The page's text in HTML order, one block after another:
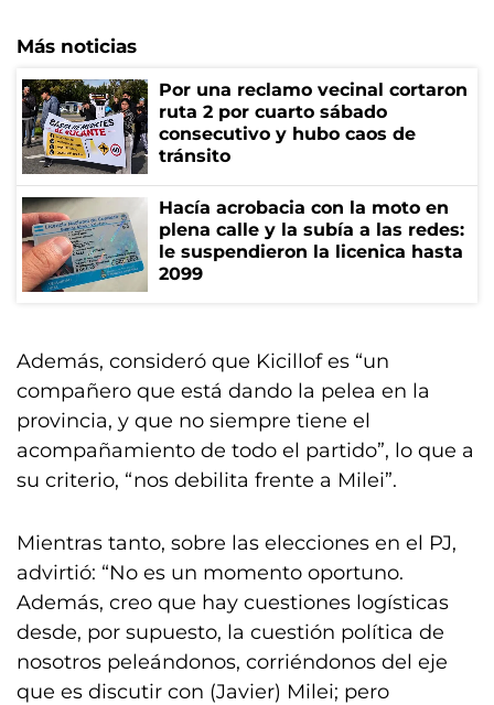
Más noticias
Por una reclamo vecinal cortaron
ruta 2 por cuarto sábado
consecutivo y hubo caos de
tránsito
Hacía acrobacia con la moto en
plena calle y la subía a las redes:
le suspendieron la licenica hasta
2099
Además, consideró que Kicillof es “un
compañero que está dando la pelea en la
provincia, y que no siempre tiene el
acompañamiento de todo el partido”, lo que a
su criterio, “nos debilita frente a Milei”.
Mientras tanto, sobre las elecciones en el PJ,
advirtió: “No es un momento oportuno.
Además, creo que hay cuestiones logísticas
desde, por supuesto, la cuestión política de
nosotros peleándonos, corriéndonos del eje
que es discutir con (Javier) Milei; pero